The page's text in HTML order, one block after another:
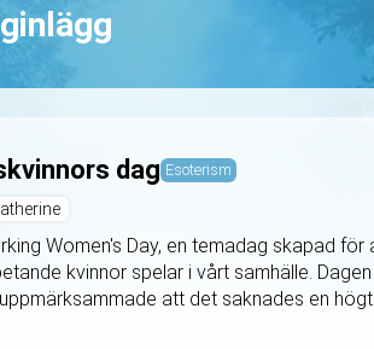
dag Esoterism
Women's Day, en temadag skapad för
kvinnor spelar i vårt samhälle.
att det saknades en